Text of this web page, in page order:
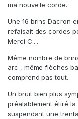
ma nouvelle corde.
Une 16 brins Dacron
refaisait des cordes
Merci C....
Même nombre de
arc , même flèches
comprend pas tout.
Un bruit bien plus
préalablement étiré
suspendant une